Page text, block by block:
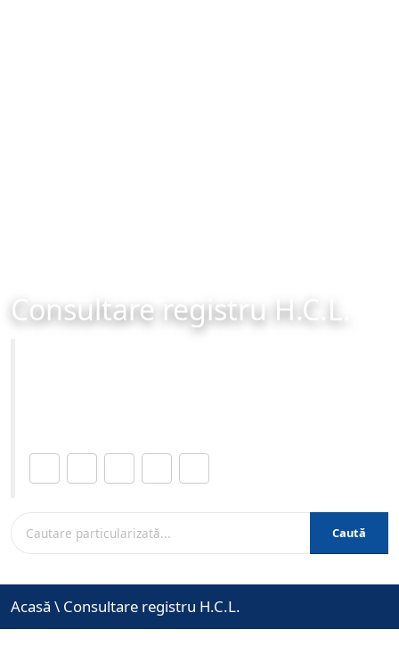
Consultare registru H.C.L.
Caută
Acasă \ Consultare registru H.C.L.